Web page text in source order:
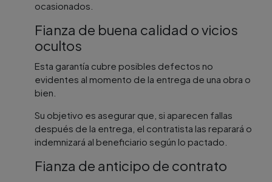
ocasionados.
Fianza de buena calidad o vicios
ocultos
Esta garantía cubre posibles defectos no
evidentes al momento de la entrega de una obra o
bien.
Su objetivo es asegurar que, si aparecen fallas
después de la entrega, el contratista las reparará o
indemnizará al beneficiario según lo pactado.
Fianza de anticipo de contrato